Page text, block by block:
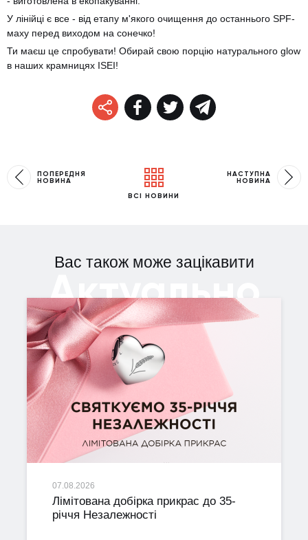
У лінійці є все - від етапу м'якого очищення до останнього SPF-
маху перед виходом на сонечко!
Ти маєш це спробувати! Обирай свою порцію натурального glow
в наших крамницях ISEI!
ПОПЕРЕДНЯ
НОВИНА
ВСІ НОВИНИ
НАСТУПНА
НОВИНА
Вас також може зацікавити
Актуально
07.08.2026
Лімітована добірка прикрас до 35-
річчя Незалежності